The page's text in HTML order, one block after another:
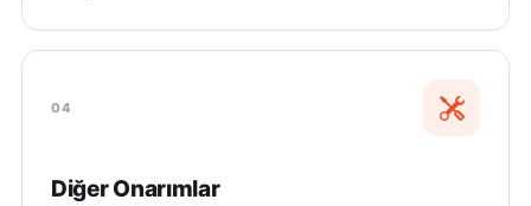
04
Diğer Onarımlar